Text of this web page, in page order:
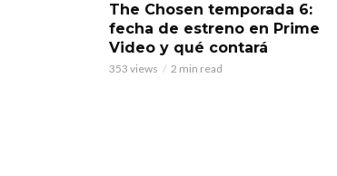
The Chosen temporada 6:
fecha de estreno en Prime
Video y qué contará
353 views 2 min read